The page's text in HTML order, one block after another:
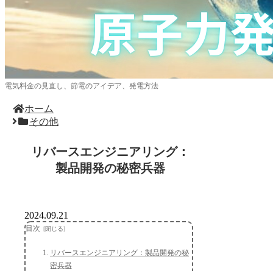
電気料金の見直し、節電のアイデア、発電方法
ホーム
その他
リバースエンジニアリング：
製品開発の秘密兵器
2024.09.21
目次
リバースエンジニアリング：製品開発の秘
密兵器